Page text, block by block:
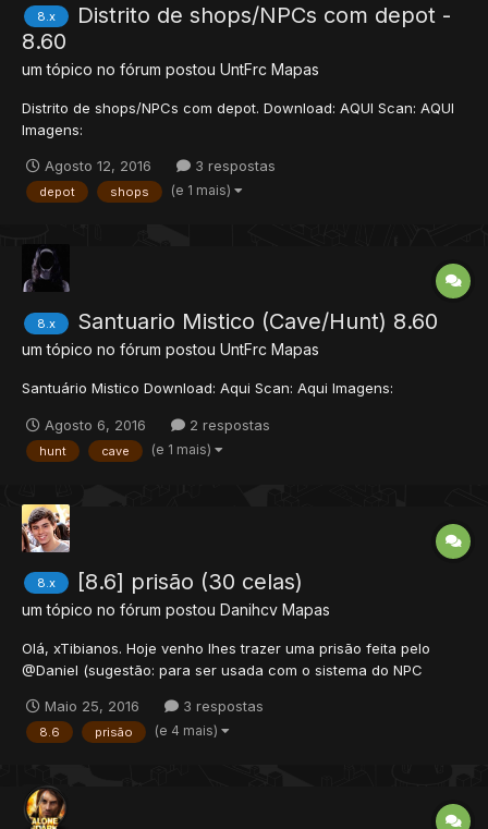
8.x
Distrito de shops/NPCs com depot -
8.60
um tópico no fórum postou UntFrc Mapas
Distrito de shops/NPCs com depot. Download: AQUI Scan: AQUI
Imagens:
Agosto 12, 2016 3 respostas
depot shops (e 1 mais)
8.x Santuario Mistico (Cave/Hunt) 8.60
um tópico no fórum postou UntFrc Mapas
Santuário Mistico Download: Aqui Scan: Aqui Imagens:
Agosto 6, 2016 2 respostas
hunt cave (e 1 mais)
8.x [8.6] prisão (30 celas)
um tópico no fórum postou Danihcv Mapas
Olá, xTibianos. Hoje venho lhes trazer uma prisão feita pelo
@Daniel (sugestão: para ser usada com o sistema do NPC
http://www.4shared.com/file/swOY2bl7ba/prisodanihcv.html *o
arquivo também está hospedado aqui no tópico, para o caso de
Maio 25, 2016 3 respostas
8.6 prisão (e 4 mais)